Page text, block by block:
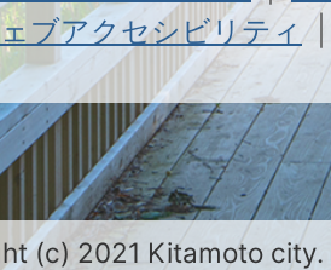
ブアクセシビリティ
(c) 2021 Kitamoto city.